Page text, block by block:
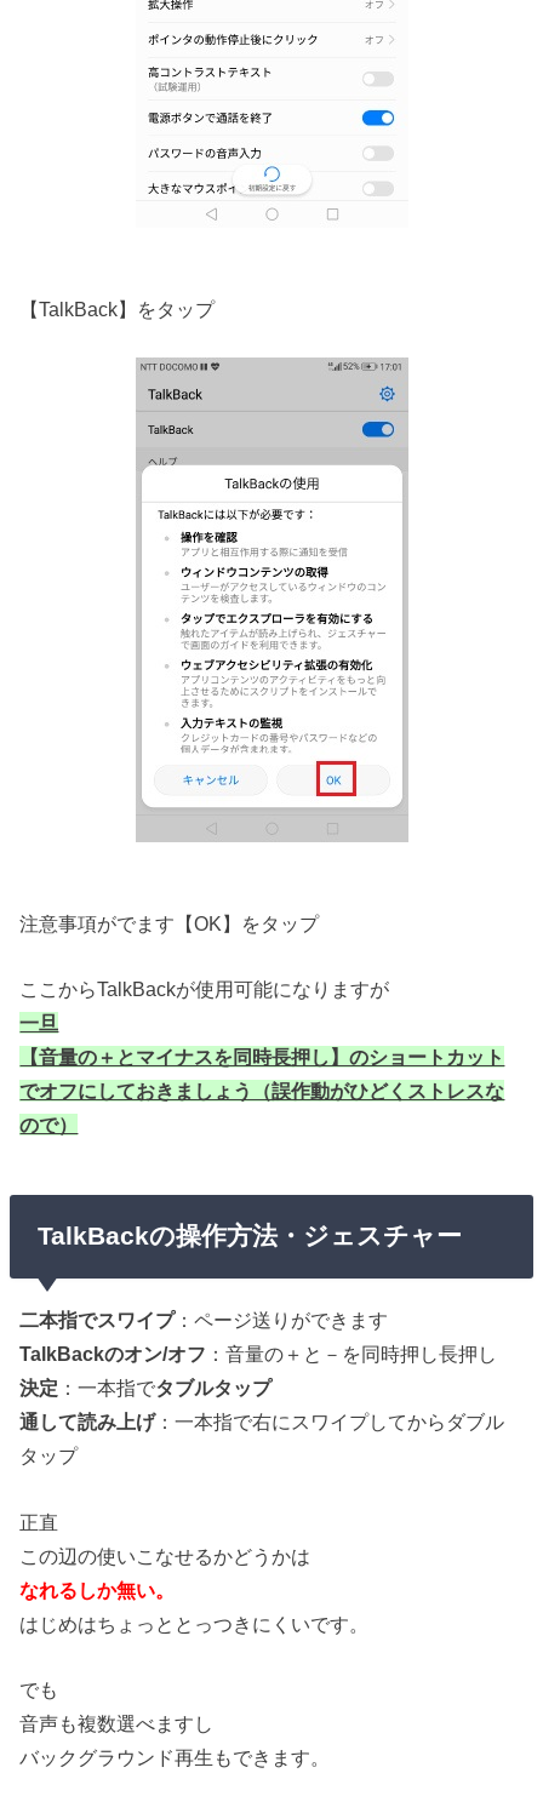
【TalkBack】をタップ
注意事項がでます【OK】をタップ
ここからTalkBackが使用可能になりますが
一旦
【音量の＋とマイナスを同時長押し】のショートカット
でオフにしておきましょう（誤作動がひどくストレスな
ので）
TalkBackの操作方法・ジェスチャー
二本指でスワイプ：ページ送りができます
TalkBackのオン/オフ ：音量の＋と－を同時押し長押し
決定 ：一本指でタブルタップ
通して読み上げ：一本指で右にスワイプしてからダブル
タップ
正直
この辺の使いこなせるかどうかは
なれるしか無い。
はじめはちょっととっつきにくいです。
でも
音声も複数選べますし
バックグラウンド再生もできます。